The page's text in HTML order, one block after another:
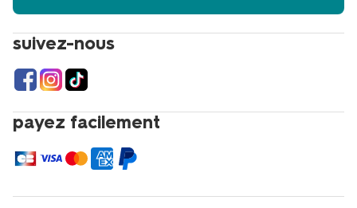
suivez-nous
payez facilement